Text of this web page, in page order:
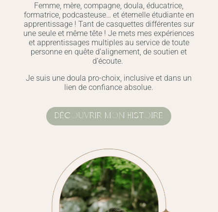
Femme, mère, compagne, doula, éducatrice,
formatrice, podcasteuse… et éternelle étudiante en
apprentissage ! Tant de casquettes différentes sur
une seule et même tête ! Je mets mes expériences
et apprentissages multiples au service de toute
personne en quête d’alignement, de soutien et
d’écoute.
Je suis une doula pro-choix, inclusive et dans un
lien de confiance absolue.
DÉCOUVRIR MON HISTOIRE